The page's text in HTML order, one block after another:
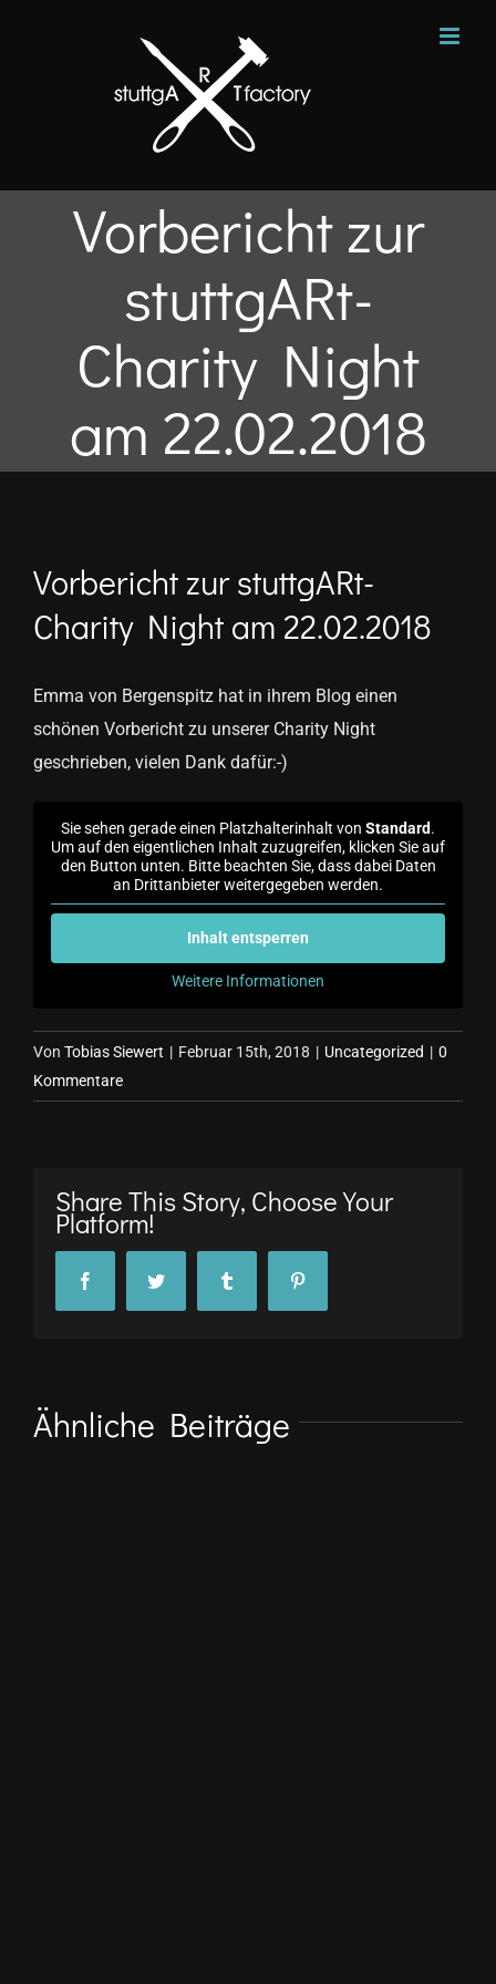
Vorbericht zur
stuttgARt-
Charity Night
am 22.02.2018
Vorbericht zur stuttgARt-
Charity Night am 22.02.2018
Emma von Bergenspitz hat in ihrem Blog einen
schönen Vorbericht zu unserer Charity Night
geschrieben, vielen Dank dafür:-)
Sie sehen gerade einen Platzhalterinhalt von Standard.
Um auf den eigentlichen Inhalt zuzugreifen, klicken Sie auf
den Button unten. Bitte beachten Sie, dass dabei Daten
an Drittanbieter weitergegeben werden.
Inhalt entsperren
Weitere Informationen
Von Tobias Siewert | Februar 15th, 2018 | Uncategorized | 0
Kommentare
Share This Story, Choose Your
Platform!
FacebookTwitter
Ähnliche Beiträge